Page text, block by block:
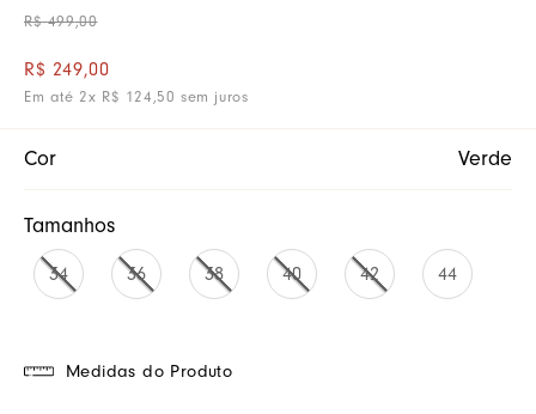
R$ 499,00
R$ 249,00
Em até 2x R$ 124 ,50 sem juros
Cor Verde
Tamanhos
34 36 38 40 42 44
Medidas do Produto